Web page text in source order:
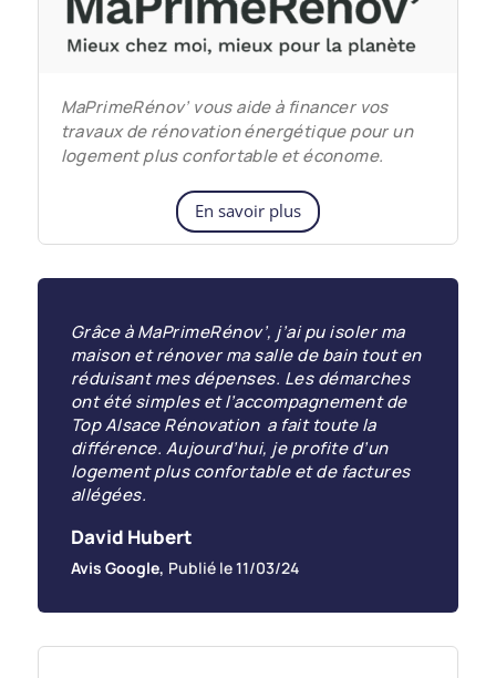
MaPrimeRénov’ vous aide à financer vos
travaux de rénovation énergétique pour un
logement plus confortable et économe.
En savoir plus
Grâce à MaPrimeRénov’, j’ai pu isoler ma
maison et rénover ma salle de bain tout en
réduisant mes dépenses. Les démarches
ont été simples et l’accompagnement de
Top Alsace Rénovation a fait toute la
différence. Aujourd’hui, je profite d’un
logement plus confortable et de factures
allégées.
David Hubert
Avis Google, Publié le 11/03/24